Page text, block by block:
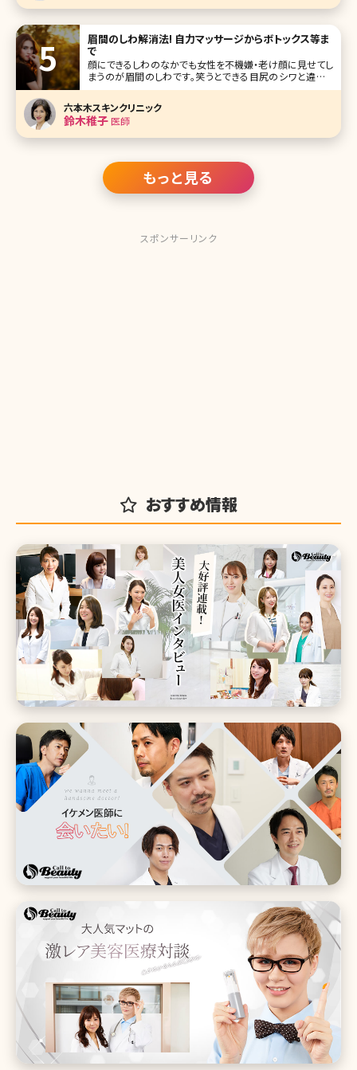
眉間のしわ解消法! 自力マッサージからボトックス等ま
で
顔にできるしわのなかでも女性を不機嫌・老け顔に見せてし
まうのが眉間のしわです。笑うとできる目尻のシワと違って
眉間のしわは「いつも怒っている人」というネガティブな印象
しれません。では眉間のしわを解消・予防するにはどうしたら
いいのでしょうか。 目
六本木スキンクリニック
鈴木稚子医師
もっと見る
スポンサーリンク
おすすめ情報